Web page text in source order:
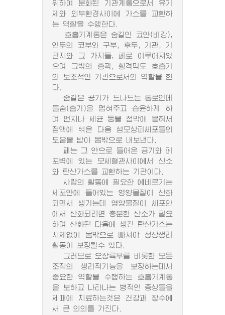
위하여 분화된 기관계통으로서 유기
체와 외부환경사이에 가스를 교환하
는 역할을 수행한다.
호흡기계통은 숨길인 코안(비강),
인두의 코부와 구부, 후두, 기관, 기
관지와 그 가지들, 페로 이루어져있
으며 그밖의 흉곽, 횡격막도 호흡기
의 보조적인 기관으로서의 역할을 한
다.
숨길은 공기가 드나드는 통로인데
들숨(흡기)을 덥혀주고 습윤하게 하
며 먼지나 세균 등을 점막에 묻혀서
점액에 섞은 다음 섬모상피세포들의
도움을 받아 몸밖으로 내보낸다.
페는 그 안으로 들어온 공기와 페
포벽에 있는 모세혈관사이에서 산소
와 탄산가스를 교환하는 기관이다.
사람의 활동에 필요한 에네르기는
세포안에 들어있는 영양물질이 산화
되면서 생기는데 영양물질이 세포안
에서 산화되려면 충분한 산소가 필요
하며 산화된 다음에 생긴 탄산가스는
지체없이 몸밖으로 빠져야 정상생리
활동이 보장될수 있다.
그러므로 오장륙부를 비롯한 모든
조직의 생리적기능을 보장하는데서
중요한 역할을 수행하는 호흡기계통
을 보하고 나타나는 병적인 증상들을
제때에 치료하는것은 건강과 장수에
서 큰 의의를 가진다.